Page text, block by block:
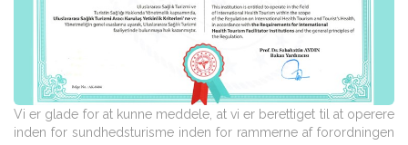
Vi er glade for at kunne meddele, at vi er berettiget til at operere
inden for sundhedsturisme inden for rammerne af forordningen